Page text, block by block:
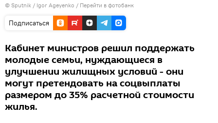
© Sputnik / Igor Ageyenko / Перейти в фотобанк
Подписаться
Кабинет министров решил поддержать
молодые семьи, нуждающиеся в
улучшении жилищных условий - они
могут претендовать на соцвыплаты
размером до 35% расчетной стоимости
жилья.